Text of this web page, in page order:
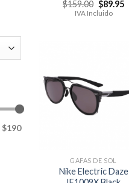
$190
$159.00 El
precio
$89.95El
IVA Incluido
GAFAS DE SOL
Nike Electric Daze